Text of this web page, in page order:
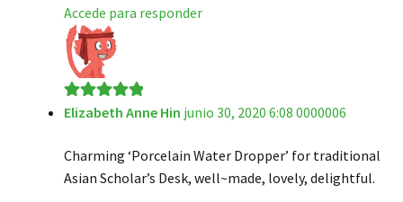
Accede para responder
Valorado en5
Elizabeth Anne Hin junio 30, 2020 6:08 0000006
Charming ‘Porcelain Water Dropper’ for traditional
Asian Scholar’s Desk, well~made, lovely, delightful.